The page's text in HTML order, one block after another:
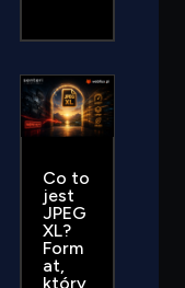
Co to
jest
JPEG
XL?
Form
at,
który